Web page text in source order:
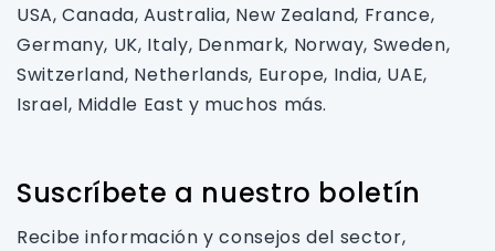
USA, Canada, Australia, New Zealand, France,
Germany, UK, Italy, Denmark, Norway, Sweden,
Switzerland, Netherlands, Europe, India, UAE,
Israel, Middle East y muchos más.
Suscríbete a nuestro boletín
Recibe información y consejos del sector,